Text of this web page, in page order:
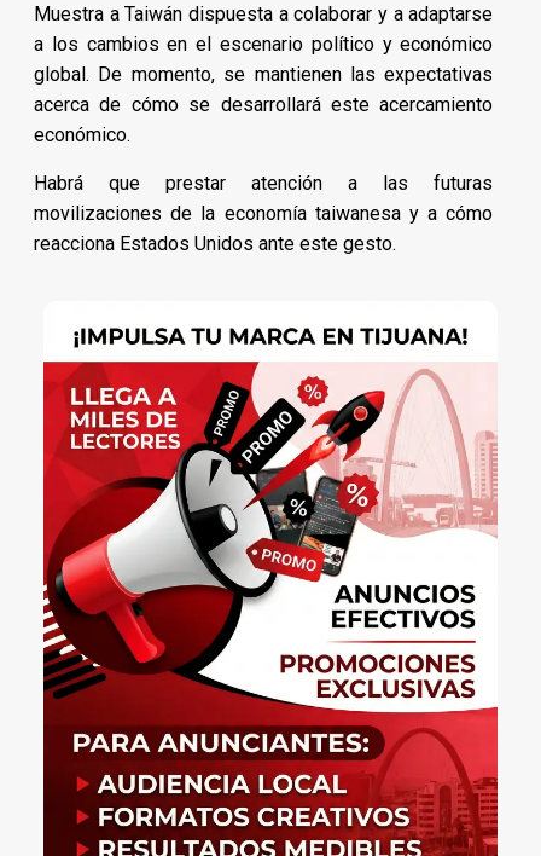
Muestra a Taiwán dispuesta a colaborar y a adaptarse
a los cambios en el escenario político y económico
global. De momento, se mantienen las expectativas
acerca de cómo se desarrollará este acercamiento
económico.
Habrá que prestar atención a las futuras
movilizaciones de la economía taiwanesa y a cómo
reacciona Estados Unidos ante este gesto.